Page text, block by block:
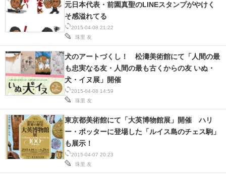
2015-04-08 21:22
珠里 友
元日本代表・前園真聖のLINEスタンプがやけく
そ感溢れてる
2015-04-08 14:59
珠里 友
犬のアートづくし！ 松濤美術館にて「人間の最
も忠実なる友・人間の最も古くからの友 いぬ・
犬・イヌ展」開催
2015-04-07 20:23
珠里 友
東京都美術館にて「大英博物館展」開催 ハリ
ー・ポッターに登場した「ルイス島のチェス駒」
も展示！